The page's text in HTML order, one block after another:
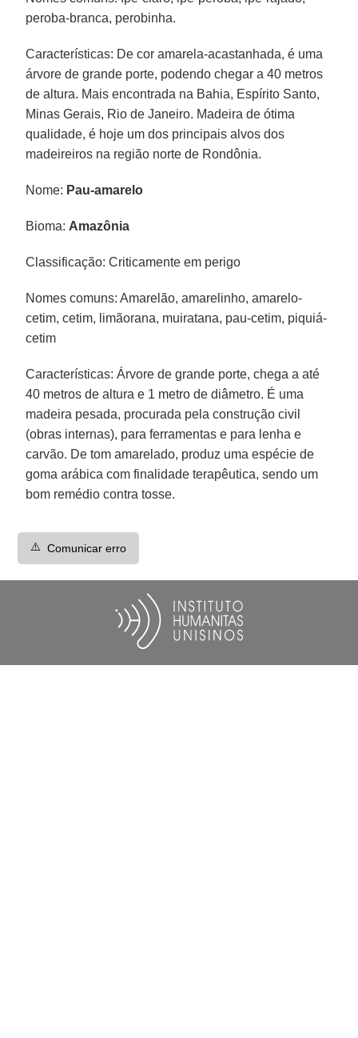
peroba-branca, perobinha.
Características: De cor amarela-acastanhada, é uma
árvore de grande porte, podendo chegar a 40 metros
de altura. Mais encontrada na Bahia, Espírito Santo,
Minas Gerais, Rio de Janeiro. Madeira de ótima
qualidade, é hoje um dos principais alvos dos
madeireiros na região norte de Rondônia.
Nome: Pau-amarelo
Bioma: Amazônia
Classificação: Criticamente em perigo
Nomes comuns: Amarelão, amarelinho, amarelo-
cetim, cetim, limãorana, muiratana, pau-cetim, piquiá-
cetim
Características: Árvore de grande porte, chega a até
40 metros de altura e 1 metro de diâmetro. É uma
madeira pesada, procurada pela construção civil
(obras internas), para ferramentas e para lenha e
carvão. De tom amarelado, produz uma espécie de
goma arábica com finalidade terapêutica, sendo um
bom remédio contra tosse.
⚠️ Comunicar erro